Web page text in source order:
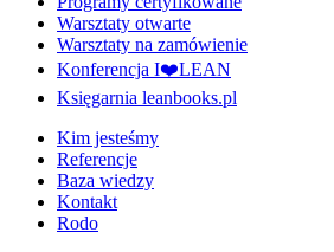
Warsztaty otwarte
Warsztaty na zamówienie
Konferencja I❤️LEAN
Księgarnia leanbooks.pl
Kim jesteśmy
Referencje
Baza wiedzy
Kontakt
Rodo